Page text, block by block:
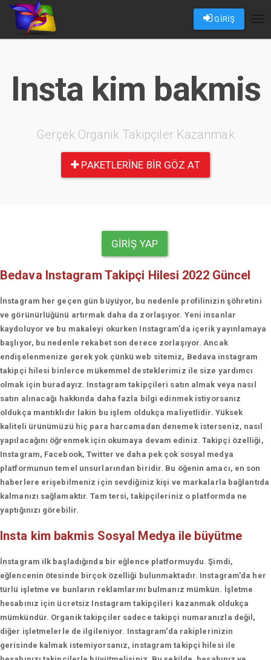
GİRİŞ
Insta kim bakmis
Gerçek Organik Takipçiler Kazanmak
PAKETLERINE BIR GÖZ AT
GIRIŞ YAP
Bedava Instagram Takipçi Hilesi 2022 Güncel
İnstagram her geçen gün büyüyor, bu nedenle profilinizin şöhretini
ve görünürlüğünü artırmak daha da zorlaşıyor. Yeni insanlar
kaydoluyor ve bu makaleyi okurken Instagram'da içerik yayınlamaya
başlıyor, bu nedenle rekabet son derece zorlaşıyor. Ancak
endişelenmenize gerek yok çünkü web sitemiz, Bedava instagram
takipçi hilesi binlerce mükemmel desteklerimiz ile size yardımcı
olmak için buradayız. Instagram takipçileri satın almak veya nasıl
satın alınacağı hakkında daha fazla bilgi edinmek istiyorsanız
oldukça mantıklıdır lakin bu işlem oldukça maliyetlidir. Yüksek
kaliteli ürünümüzü hiç para harcamadan denemek isterseniz, nasıl
yapılacağını öğrenmek için okumaya devam ediniz. Takipçi özelliği,
Instagram, Facebook, Twitter ve daha pek çok sosyal medya
platformunun temel unsurlarından biridir. Bu öğenin amacı, en son
haberlere erişebilmeniz için sevdiğiniz kişi ve markalarla bağlantıda
kalmanızı sağlamaktır. Tam tersi, takipçileriniz o platformda ne
yaptığınızı görebilir.
Insta kim bakmis Sosyal Medya ile büyütme
İnstagram ilk başladığında bir eğlence platformuydu. Şimdi,
eğlencenin ötesinde birçok özelliği bulunmaktadır. Instagram'da her
türlü işletme ve bunların reklamlarını bulmanız mümkün. İşletme
hesabınız için ücretsiz Instagram takipçileri kazanmak oldukça
mümkündür. Organik takipçiler sadece takipçi numaranızla değil,
diğer işletmelerle de ilgileniyor. Instagram'da rakiplerinizin
gerisinde kalmak istemiyorsanız, instagram takipçi hilesi ile